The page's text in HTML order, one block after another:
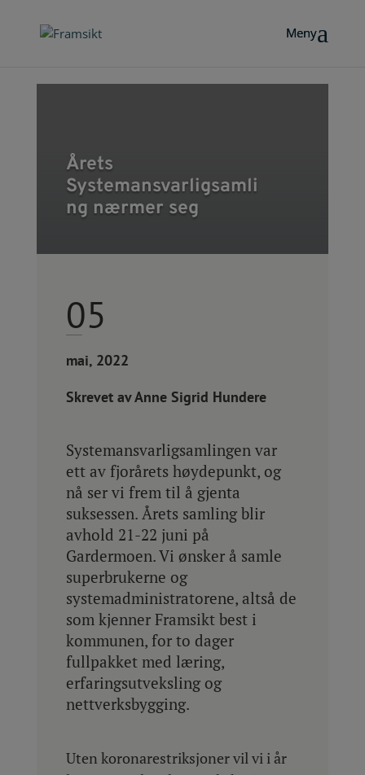
Årets
Systemansvarligsamli
ng nærmer seg
05
mai, 2022
Skrevet avAnne Sigrid Hundere
Systemansvarligsamlingen var
ett av fjorårets høydepunkt, og
nå ser vi frem til å gjenta
suksessen. Årets samling blir
avhold 21-22 juni på
Gardermoen. Vi ønsker å samle
superbrukerne og
systemadministratorene, altså de
som kjenner Framsikt best i
kommunen, for to dager
fullpakket med læring,
erfaringsutveksling og
nettverksbygging.
Uten koronarestriksjoner vil vi i år